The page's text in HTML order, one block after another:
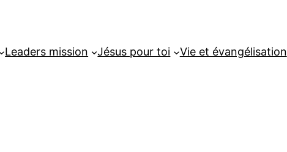
Leaders mission Jésus pour toi Vie et évangélisation